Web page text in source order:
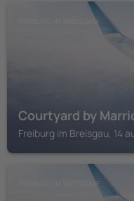
FREIBURG IM BREISGAU
Courtyard by
Freiburg im Breisgau, 14
FREIBURG IM BREISGAU